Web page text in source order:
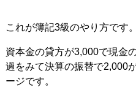
これが簿記3級のやり方です。
資本金の貸方が3,000で現金
過をみて決算の振替で2,000
ージです。